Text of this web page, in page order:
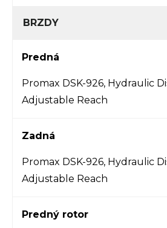
BRZDY
Predná
Promax DSK-926, Hydraulic
Adjustable Reach
Zadná
Promax DSK-926, Hydraulic
Adjustable Reach
Predný rotor